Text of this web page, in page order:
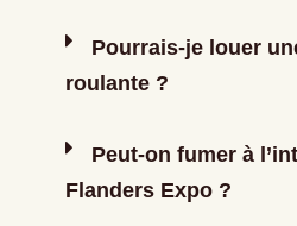
Pourrais-je louer
roulante ?
Peut-on fumer à
Flanders Expo ?